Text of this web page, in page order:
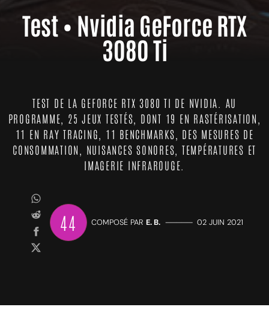
Test • Nvidia GeForce RTX
3080 Ti
TEST DE LA GEFORCE RTX 3080 TI DE NVIDIA. AU
PROGRAMME, 25 JEUX TESTÉS, DONT 19 EN RASTÉRISATION,
11 EN RAY TRACING, 11 BENCHMARKS, DES MESURES DE
CONSOMMATION, NUISANCES SONORES, TEMPÉRATURES ET
IMAGERIE INFRAROUGE.
44 COMPOSÉ PAR E. B. ————— 02 JUIN 2021